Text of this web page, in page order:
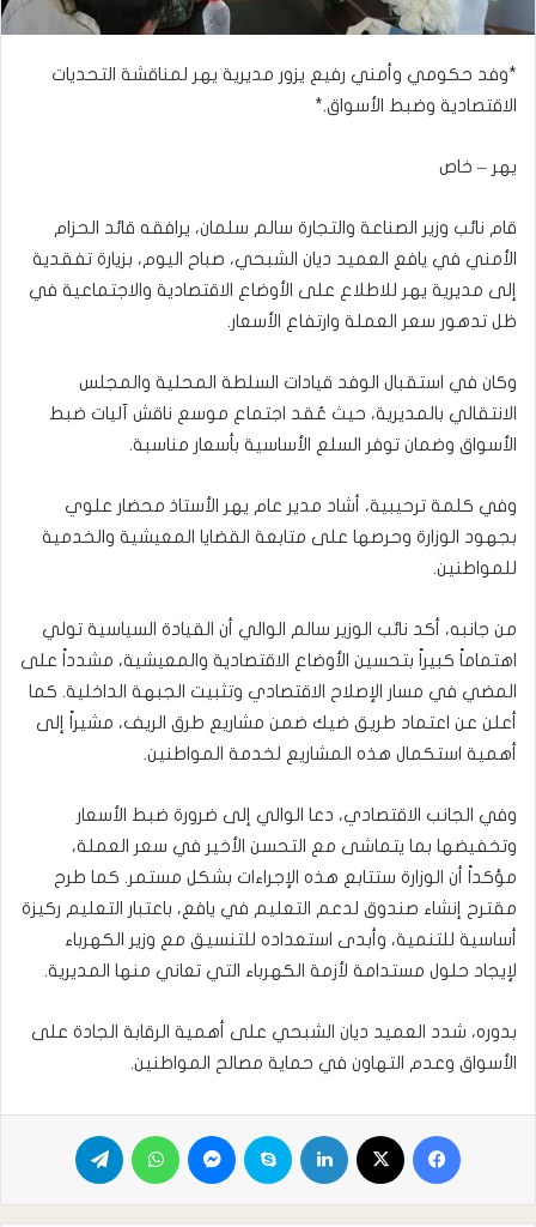
*وفد حكومي وأمني رفيع يزور مديرية يهر لمناقشة التحديات
الاقتصادية وضبط الأسواق.*
يهر – خاص
قام نائب وزير الصناعة والتجارة سالم سلمان، يرافقه قائد الحزام
الأمني في يافع العميد ديان الشبحي، صباح اليوم، بزيارة تفقدية
إلى مديرية يهر للاطلاع على الأوضاع الاقتصادية والاجتماعية في
ظل تدهور سعر العملة وارتفاع الأسعار.
وكان في استقبال الوفد قيادات السلطة المحلية والمجلس
الانتقالي بالمديرية، حيث عُقد اجتماع موسع ناقش آليات ضبط
الأسواق وضمان توفر السلع الأساسية بأسعار مناسبة.
وفي كلمة ترحيبية، أشاد مدير عام يهر الأستاذ محضار علوي
بجهود الوزارة وحرصها على متابعة القضايا المعيشية والخدمية
للمواطنين.
من جانبه، أكد نائب الوزير سالم الوالي أن القيادة السياسية تولي
اهتماماً كبيراً بتحسين الأوضاع الاقتصادية والمعيشية، مشدداً على
المضي في مسار الإصلاح الاقتصادي وتثبيت الجبهة الداخلية. كما
أعلن عن اعتماد طريق ضيك ضمن مشاريع طرق الريف، مشيراً إلى
أهمية استكمال هذه المشاريع لخدمة المواطنين.
وفي الجانب الاقتصادي، دعا الوالي إلى ضرورة ضبط الأسعار
وتخفيضها بما يتماشى مع التحسن الأخير في سعر العملة،
مؤكداً أن الوزارة ستتابع هذه الإجراءات بشكل مستمر. كما طرح
مقترح إنشاء صندوق لدعم التعليم في يافع، باعتبار التعليم ركيزة
أساسية للتنمية، وأبدى استعداده للتنسيق مع وزير الكهرباء
لإيجاد حلول مستدامة لأزمة الكهرباء التي تعاني منها المديرية.
بدوره، شدد العميد ديان الشبحي على أهمية الرقابة الجادة على
الأسواق وعدم التهاون في حماية مصالح المواطنين.